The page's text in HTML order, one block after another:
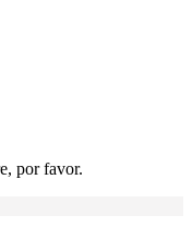
por favor.